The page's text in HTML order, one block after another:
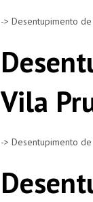
-> Desentupimento
Vila
-> Desentupimento